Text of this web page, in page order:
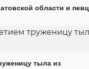
области и
тыла из